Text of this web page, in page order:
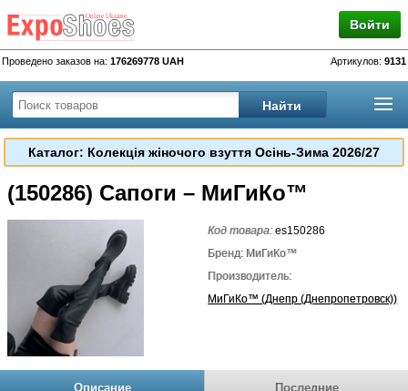
Войти
Проведено заказов на: 176269778 UAH Артикулов: 9131
Каталог: Колекція жіночого взуття Осінь-Зима 2026/27
(150286) Сапоги – МиГиКо™
Код товара:es150286
Бренд: МиГиКо™
Производитель:
МиГиКо™ (Днепр (Днепропетровск))
Описание Последние